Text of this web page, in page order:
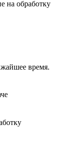
на обработку
время.